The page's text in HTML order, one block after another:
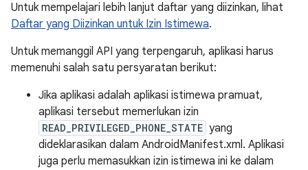
Untuk mempelajari lebih lanjut daftar yang diizinkan, lihat
Daftar yang Diizinkan untuk Izin Istimewa.
Untuk memanggil API yang terpengaruh, aplikasi harus
memenuhi salah satu persyaratan berikut:
Jika aplikasi adalah aplikasi istimewa pramuat,
aplikasi tersebut memerlukan izin
READ_PRIVILEGED_PHONE_STATE yang
dideklarasikan dalam AndroidManifest.xml. Aplikasi
juga perlu memasukkan izin istimewa ini ke dalam